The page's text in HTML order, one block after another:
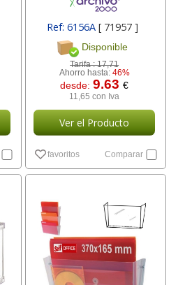
Ref: 6156A [ 71957 ]
Disponible
Tarifa :17,71
Ahorro hasta: 46%
desde:9.63€
11,65 con Iva
Ver el Producto
favoritos Comparar